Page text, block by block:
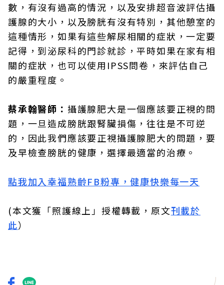
數，有沒有過高的情況，以及安排超音波評估攝
護腺的大小，以及膀胱有沒有特別，其他憩室的
這種情形，如果有這些解尿相關的症狀，一定要
記得，到泌尿科的門診就診，平時如果在家有相
關的症狀，也可以使用IPSS問卷，來評估自己
的嚴重程度。
蔡承翰醫師： 攝護腺肥大是一個應該要正視的問
題，一旦造成膀胱跟腎臟損傷，往往是不可逆
的，因此我們應該要正視攝護腺肥大的問題，要
及早檢查膀胱的健康，選擇最適當的治療。
點我加入幸福熟齡FB粉專，健康快樂每一天
(本文獲「照護線上」授權轉載，原文刊載於
此）